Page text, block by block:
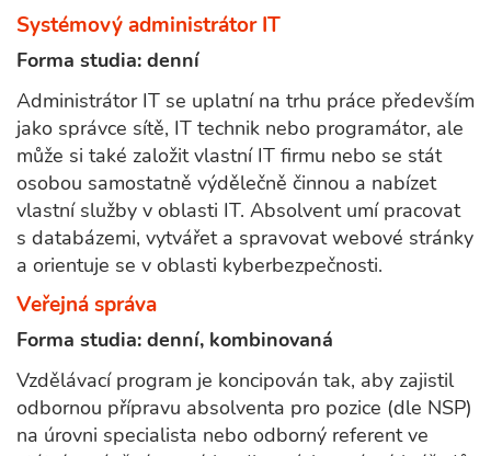
Systémový administrátor IT
Forma studia: denní
Administrátor IT se uplatní na trhu práce především
jako správce sítě, IT technik nebo programátor, ale
může si také založit vlastní IT firmu nebo se stát
osobou samostatně výdělečně činnou a nabízet
vlastní služby v oblasti IT. Absolvent umí pracovat
s databázemi, vytvářet a spravovat webové stránky
a orientuje se v oblasti kyberbezpečnosti.
Veřejná správa
Forma studia: denní, kombinovaná
Vzdělávací program je koncipován tak, aby zajistil
odbornou přípravu absolventa pro pozice (dle NSP)
na úrovni specialista nebo odborný referent ve